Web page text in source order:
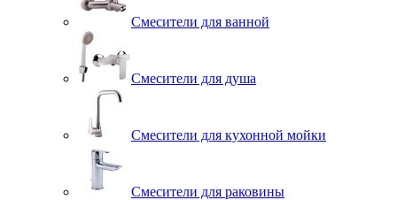
Смесители для ванной
Смесители для душа
Смесители для кухонной мойки
Смесители для раковины